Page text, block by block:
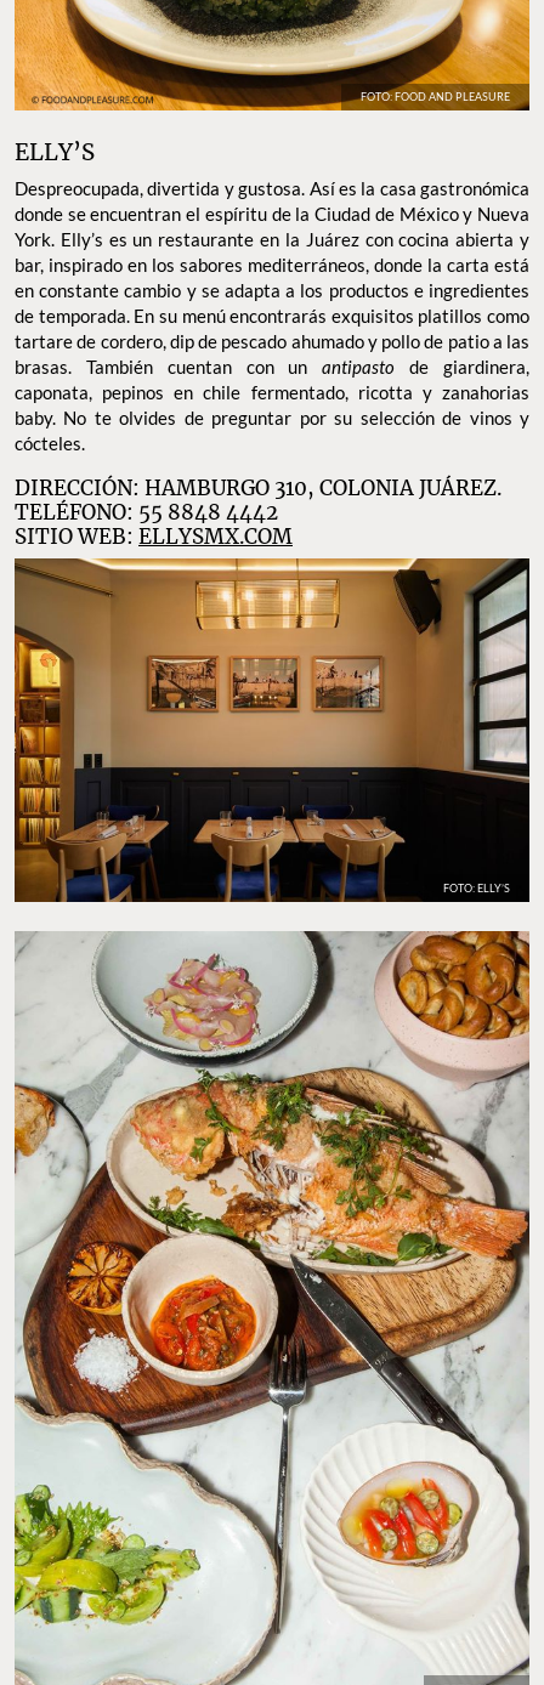
FOTO: FOOD AND PLEASURE
ELLY’S
Despreocupada, divertida y gustosa. Así es la casa gastronómica
donde se encuentran el espíritu de la Ciudad de México y Nueva
York. Elly’s es un restaurante en la Juárez con cocina abierta y
bar, inspirado en los sabores mediterráneos, donde la carta está
en constante cambio y se adapta a los productos e ingredientes
de temporada. En su menú encontrarás exquisitos platillos como
tartare de cordero, dip de pescado ahumado y pollo de patio a las
brasas. También cuentan con unantipasto de giardinera,
caponata, pepinos en chile fermentado, ricotta y zanahorias
baby. No te olvides de preguntar por su selección de vinos y
cócteles.
DIRECCIÓN: HAMBURGO 310, COLONIA JUÁREZ.
TELÉFONO: 55 8848 4442
SITIO WEB: ELLYSMX.COM
FOTO: ELLY’S